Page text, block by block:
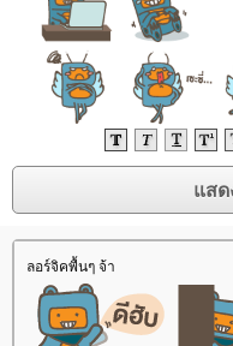
ลอร์จิคพื้นๆ จ้า